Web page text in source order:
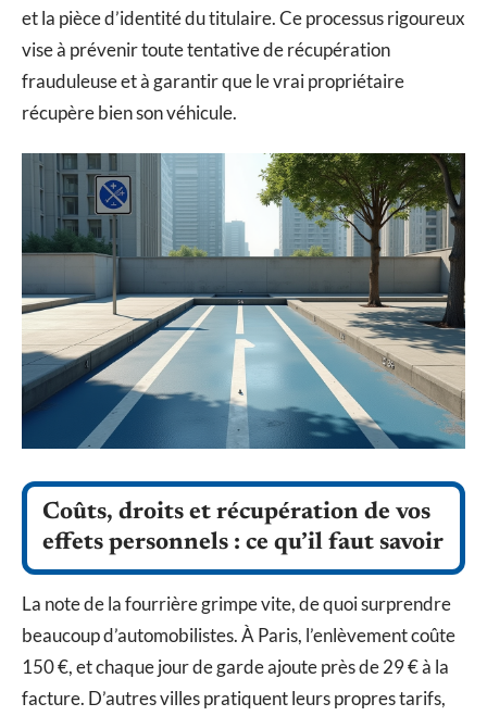
et la pièce d’identité du titulaire. Ce processus rigoureux
vise à prévenir toute tentative de récupération
frauduleuse et à garantir que le vrai propriétaire
récupère bien son véhicule.
Coûts, droits et récupération de vos
effets personnels : ce qu’il faut savoir
La note de la fourrière grimpe vite, de quoi surprendre
beaucoup d’automobilistes. À Paris, l’enlèvement coûte
150 €, et chaque jour de garde ajoute près de 29 € à la
facture. D’autres villes pratiquent leurs propres tarifs,